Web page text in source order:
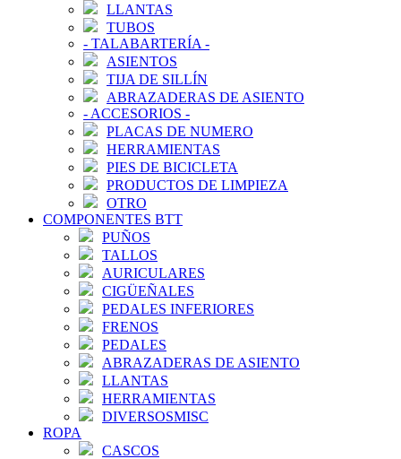
LLANTAS
TUBOS
- TALABARTERÍA -
ASIENTOS
TIJA DE SILLÍN
ABRAZADERAS DE ASIENTO
- ACCESORIOS -
PLACAS DE NUMERO
HERRAMIENTAS
PIES DE BICICLETA
PRODUCTOS DE LIMPIEZA
OTRO
COMPONENTES BTT
PUÑOS
TALLOS
AURICULARES
CIGÜEÑALES
PEDALES INFERIORES
FRENOS
PEDALES
ABRAZADERAS DE ASIENTO
LLANTAS
HERRAMIENTAS
DIVERSOSMISC
ROPA
CASCOS